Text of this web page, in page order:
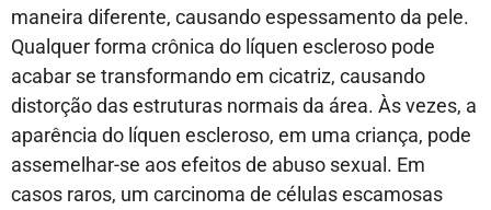
maneira diferente, causando espessamento da pele.
Qualquer forma crônica do líquen escleroso pode
acabar se transformando em cicatriz, causando
distorção das estruturas normais da área. Às vezes, a
aparência do líquen escleroso, em uma criança, pode
assemelhar-se aos efeitos de abuso sexual. Em
casos raros, um carcinoma de células escamosas